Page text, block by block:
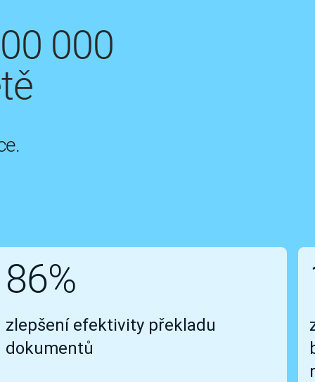
000
86%
zlepšení efektivity překladu
dokumentů